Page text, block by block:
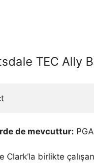
TEC Ally
de mevcuttur:
Clark’la birlikte